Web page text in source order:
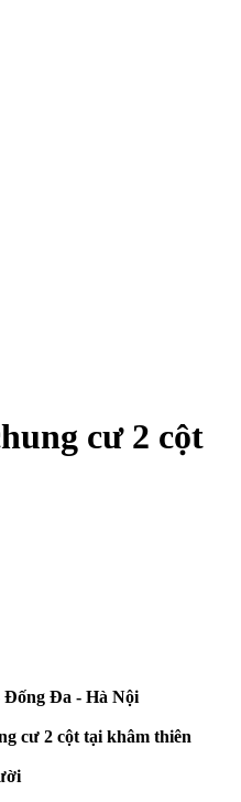
cư 2 cột
Đống Đa - Hà Nội
cư 2 cột tại khâm thiên